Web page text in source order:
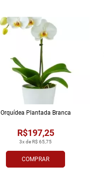
COMPRAR
3x de R$ 65,75
R$197,25
Orquídea Plantada Branca